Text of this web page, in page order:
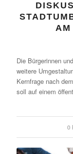
Die Bürgerinnen
weitere
Kernfrage nach
soll auf einem
0